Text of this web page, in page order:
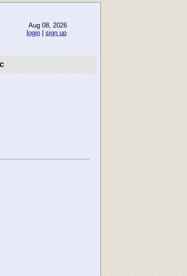
Aug 08, 2026
login
sign up